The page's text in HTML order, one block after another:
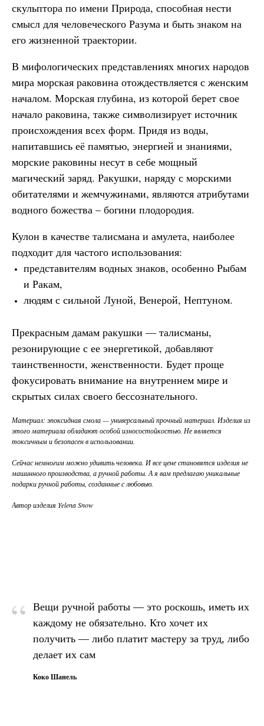
скульптора по имени Природа, способная нести
смысл для человеческого Разума и быть знаком на
его жизненной траектории.
В мифологических представлениях многих народов
мира морская раковина отождествляется с женским
началом. Морская глубина, из которой берет свое
начало раковина, также символизирует источник
происхождения всех форм. Придя из воды,
напитавшись её памятью, энергией и знаниями,
морские раковины несут в себе мощный
магический заряд. Ракушки, наряду с морскими
обитателями и жемчужинами, являются атрибутами
водного божества – богини плодородия.
Кулон в качестве талисмана и амулета, наиболее
подходит для частого использования:
представителям водных знаков, особенно Рыбам
и Ракам,
людям с сильной Луной, Венерой, Нептуном.
Прекрасным дамам ракушки — талисманы,
резонирующие с ее энергетикой, добавляют
таинственности, женственности. Будет проще
фокусировать внимание на внутреннем мире и
скрытых силах своего бессознательного.
Материал: эпоксидная смола — универсальный прочный материал. Изделия из
этого материала обладают особой износостойкостью. Не является
токсичным и безопасен в использовании.
Сейчас немногим можно удивить человека. И все цене становятся изделия не
машинного производства, а ручной работы. А я вам предлагаю уникальные
подарки ручной работы, созданные с любовью.
Автор изделия Yelena Snow
“
Вещи ручной работы — это роскошь, иметь их
каждому не обязательно. Кто хочет их
получить — либо платит мастеру за труд, либо
делает их сам
Коко Шанель